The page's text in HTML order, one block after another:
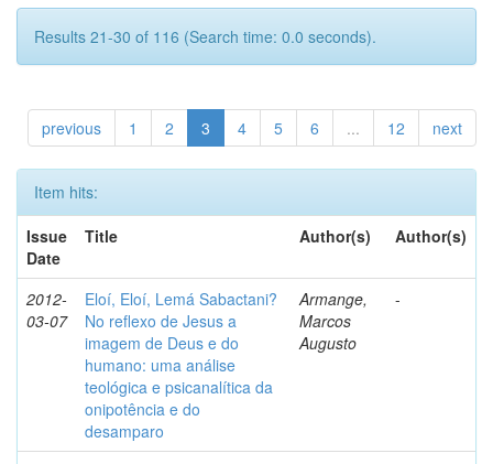
Results 21-30 of 116 (Search time: 0.0 seconds).
previous 1 2 3 4 5 6 ... 12 next
Item hits:
Issue
Date
Title Author(s) Author(s)
2012-
03-07
Eloí, Eloí, Lemá Sabactani?
No reflexo de Jesus a
imagem de Deus e do
humano: uma análise
teológica e psicanalítica da
onipotência e do
desamparo
Armange,
Marcos
Augusto
-